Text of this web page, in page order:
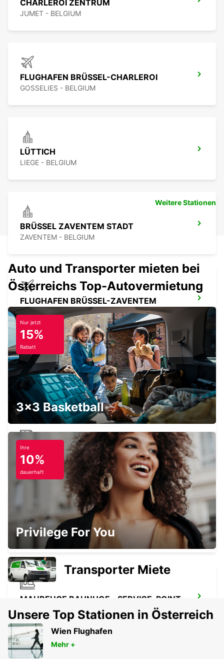
CHARLEROI ZENTRUM
JUMET - BELGIUM
FLUGHAFEN BRÜSSEL-CHARLEROI
GOSSELIES - BELGIUM
LÜTTICH
LIEGE - BELGIUM
BRÜSSEL ZAVENTEM STADT
ZAVENTEM - BELGIUM
FLUGHAFEN BRÜSSEL-ZAVENTEM
ZAVENTEM - BELGIUM
BRÜSSEL ANDERLECHT
DROGENBOS - BELGIUM
BRÜSSEL BAHNHOF MIDI
BRUXELLES - BELGIUM
HASSELT SWINNEN
HASSELT - BELGIUM
MAUBEUGE BAHNHOF - SERVICE-POINT
MAUBEUGE - FRANCE
Weitere Stationen
Auto und Transporter mieten bei
Österreichs Top-Autovermietung
Nur jetzt
15%
Rabatt
3x3 Basketball
Ihre
10%
dauerhaft
Privilege For You
Transporter Miete
Unsere Top Stationen in Österreich
Wien Flughafen
Mehr +